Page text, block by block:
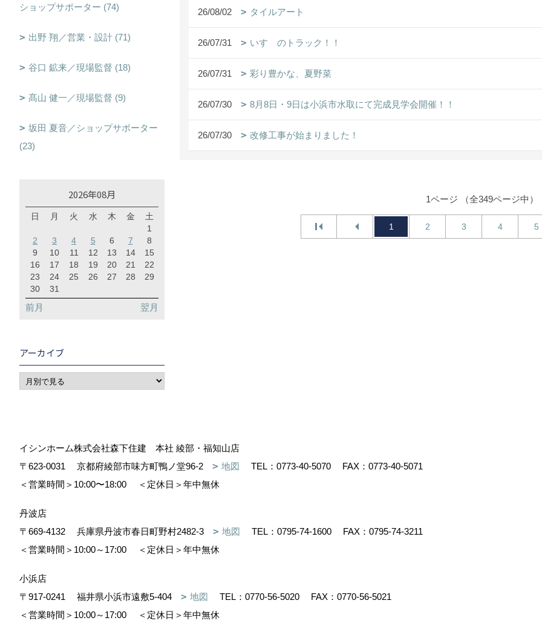
26/08/02 タイルアート
26/07/31 いすゞのトラック！！
26/07/31 彩り豊かな、夏野菜
26/07/30 8月8日・9日は小浜市水取にて完成見学会開催！！
26/07/30 改修工事が始まりました！
1ページ （全349ページ中）
1 2 3 4 5
ショップサポーター (74)
出野 翔／営業・設計 (71)
谷口 鉱来／現場監督 (18)
髙山 健一／現場監督 (9)
坂田 夏音／ショップサポーター
(23)
2026年08月
日 月 火 水 木 金
土
1
2
3 4 5 6 7
8
9
10 11 12 13 14
15
16
17 18 19 20 21
22
23
24 25 26 27 28
29
30
31
前月 翌月
アーカイブ
イシンホーム株式会社森下住建 本社 綾部・福知山店
〒623-0031
京都府綾部市味方町鴨ノ堂96-2 地図 TEL： 0773-40-5070
FAX：0773-40-5071
＜営業時間＞10:00〜18:00
＜定休日＞年中無休
丹波店
〒669-4132
兵庫県丹波市春日町野村2482-3 地図 TEL： 0795-74-1600
FAX：0795-74-3211
＜営業時間＞10:00～17:00
＜定休日＞年中無休
小浜店
〒917-0241
福井県小浜市遠敷5-404 地図 TEL： 0770-56-5020
FAX：0770-56-5021
＜営業時間＞10:00～17:00
＜定休日＞年中無休